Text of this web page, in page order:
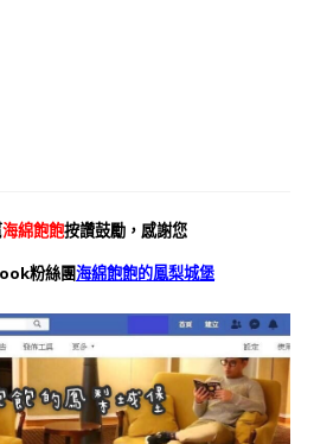
海綿飽飽按讚鼓勵，感謝您
粉絲團海綿飽飽的鳳梨城堡